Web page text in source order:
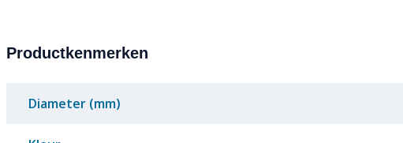
Productkenmerken
Diameter (mm)